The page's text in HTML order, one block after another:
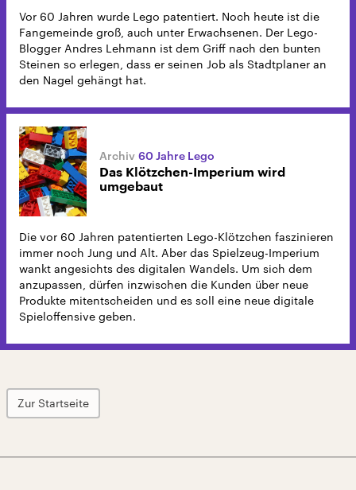
Vor 60 Jahren wurde Lego patentiert. Noch heute ist die
Fangemeinde groß, auch unter Erwachsenen. Der Lego-
Blogger Andres Lehmann ist dem Griff nach den bunten
Steinen so erlegen, dass er seinen Job als Stadtplaner an
den Nagel gehängt hat.
60 Jahre Lego
Das Klötzchen-Imperium wird
umgebaut
Die vor 60 Jahren patentierten Lego-Klötzchen faszinieren
immer noch Jung und Alt. Aber das Spielzeug-Imperium
wankt angesichts des digitalen Wandels. Um sich dem
anzupassen, dürfen inzwischen die Kunden über neue
Produkte mitentscheiden und es soll eine neue digitale
Spieloffensive geben.
Zur Startseite